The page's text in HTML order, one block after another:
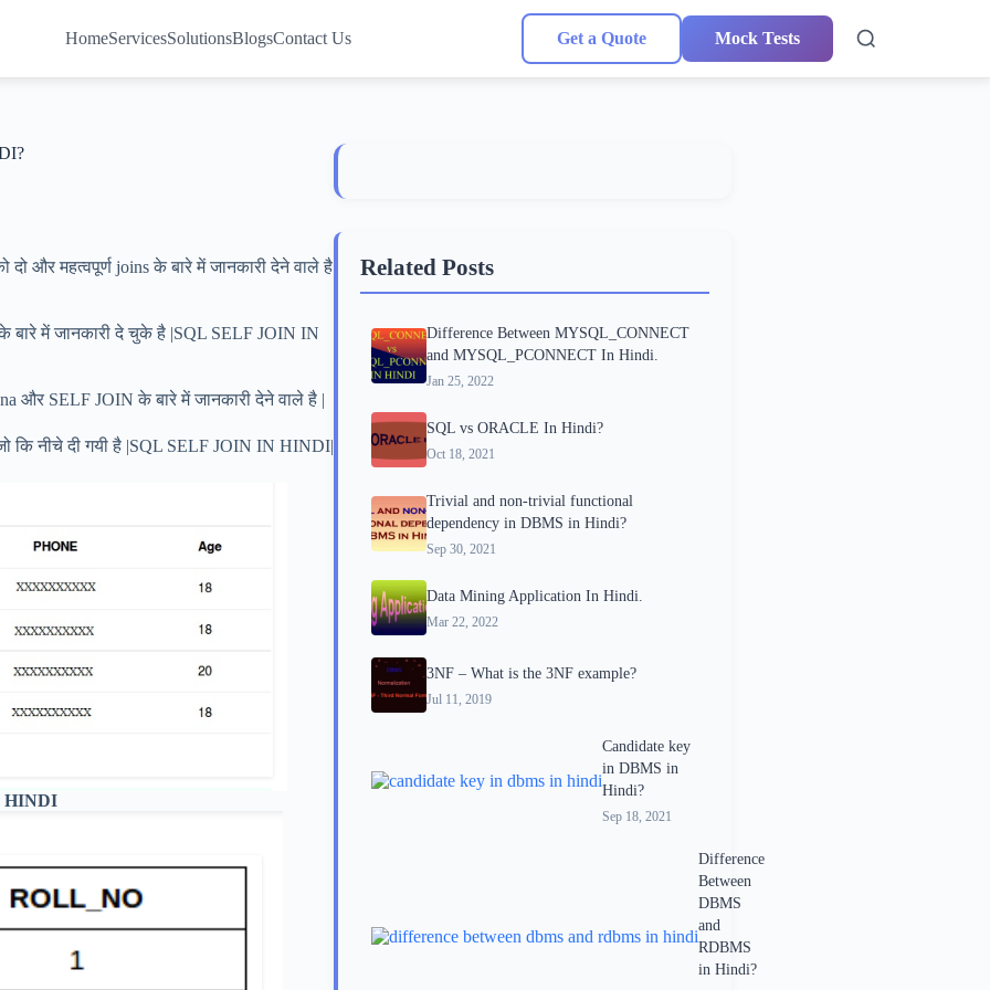
HomeServicesSolutionsBlogsContact Us Get a Quote Mock Tests
और महत्वपूर्ण joins के बारे में जानकारी देने वाले है
में जानकारी दे चुके है |SQL SELF JOIN IN
और SELF JOIN के बारे में जानकारी देने वाले है |
कि नीचे दी गयी है |SQL SELF JOIN IN HINDI|
HINDI
Related Posts
Difference Between MYSQL_CONNECT
and MYSQL_PCONNECT In Hindi.
Jan 25, 2022
SQL vs ORACLE In Hindi?
Oct 18, 2021
Trivial and non-trivial functional
dependency in DBMS in Hindi?
Sep 30, 2021
Data Mining Application In Hindi.
Mar 22, 2022
3NF – What is the 3NF example?
Jul 11, 2019
Candidate key
in DBMS in
Hindi?
Sep 18, 2021
Difference
Between
DBMS
and
RDBMS
in Hindi?